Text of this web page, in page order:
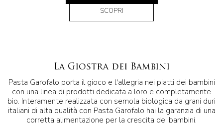
SCOPRI
La Giostra dei Bambini
Pasta Garofalo porta il gioco e l'allegria nei piatti dei bambini
con una linea di prodotti dedicata a loro e completamente
bio. Interamente realizzata con semola biologica da grani duri
italiani di alta qualità con Pasta Garofalo hai la garanzia di una
corretta alimentazione per la crescita dei bambini.